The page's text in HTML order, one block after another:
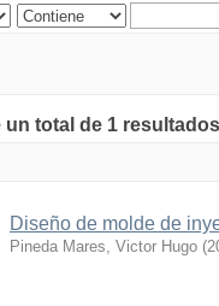
un total de 1
Diseño de molde de
Pineda Mares, Victor Hugo (